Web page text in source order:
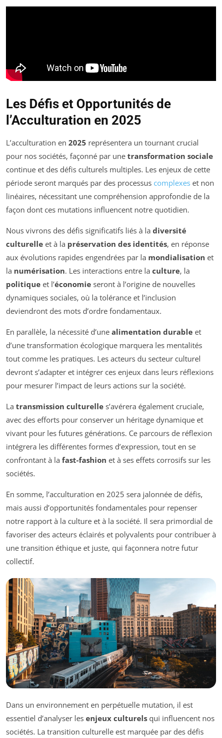
Les Défis et Opportunités de
l’Acculturation en 2025
L’acculturation en 2025 représentera un tournant crucial
pour nos sociétés, façonné par une transformation sociale
continue et des défis culturels multiples. Les enjeux de cette
période seront marqués par des processus complexes et non
linéaires, nécessitant une compréhension approfondie de la
façon dont ces mutations influencent notre quotidien.
Nous vivrons des défis significatifs liés à la diversité
culturelle et à la préservation des identités, en réponse
aux évolutions rapides engendrées par la mondialisation et
la numérisation. Les interactions entre la culture, la
politique et l’économie seront à l’origine de nouvelles
dynamiques sociales, où la tolérance et l’inclusion
deviendront des mots d’ordre fondamentaux.
En parallèle, la nécessité d’une alimentation durable et
d’une transformation écologique marquera les mentalités
tout comme les pratiques. Les acteurs du secteur culturel
devront s’adapter et intégrer ces enjeux dans leurs réflexions
pour mesurer l’impact de leurs actions sur la société.
La transmission culturelle s’avérera également cruciale,
avec des efforts pour conserver un héritage dynamique et
vivant pour les futures générations. Ce parcours de réflexion
intégrera les différentes formes d’expression, tout en se
confrontant à la fast-fashion et à ses effets corrosifs sur les
sociétés.
En somme, l’acculturation en 2025 sera jalonnée de défis,
mais aussi d’opportunités fondamentales pour repenser
notre rapport à la culture et à la société. Il sera primordial de
favoriser des acteurs éclairés et polyvalents pour contribuer à
une transition éthique et juste, qui façonnera notre futur
collectif.
Dans un environnement en perpétuelle mutation, il est
essentiel d’analyser les enjeux culturels qui influencent nos
sociétés. La transition culturelle est marquée par des défis